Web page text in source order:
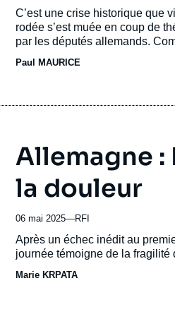
du
journal,
revue
ou
émission
Accroche
C’est une crise historique que
rodée s’est muée en coup de
par les députés allemands.
Paul MAURICE
Allemagne :
la douleur
06 mai 2025—Nom
du
journal,
revue
ou
RFI
Accroche
Après un échec inédit au
journée témoigne de la fragilité
Marie KRPATA